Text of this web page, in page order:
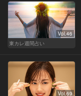
Vol.46
東カレ週間占い
Vol.69